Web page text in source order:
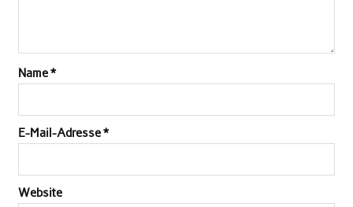
Name*
E-Mail-Adresse*
Website